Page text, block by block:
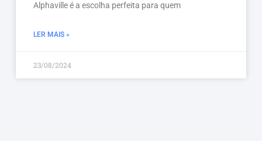
Alphaville é a escolha perfeita para quem
LER MAIS »
23/08/2024